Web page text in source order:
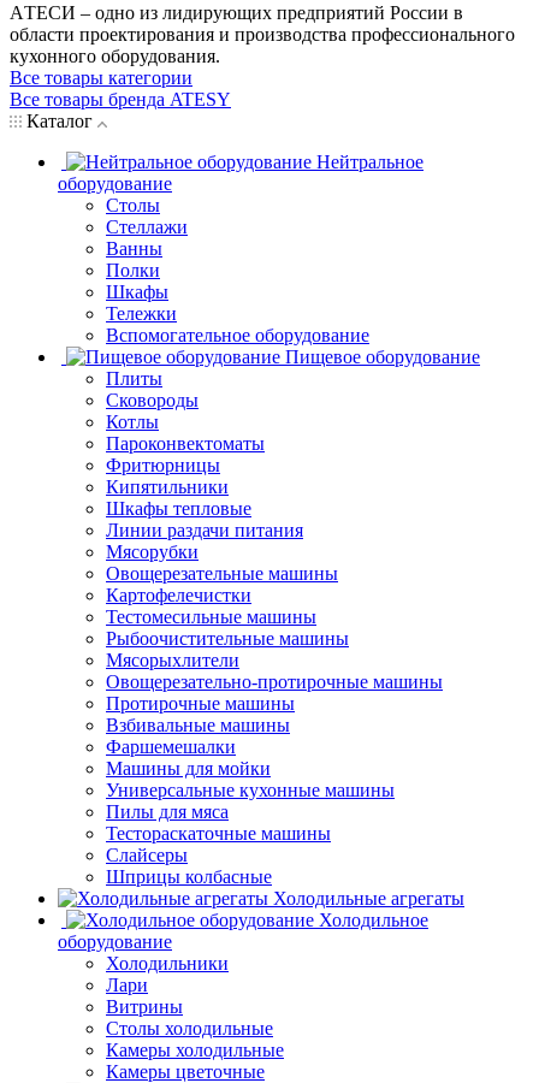
AТЕСИ – одно из лидирующих предприятий России в
области проектирования и производства профессионального
кухонного оборудования.
Все товары категории
Все товары бренда ATESY
Каталог
Нейтральное
оборудование
Столы
Стеллажи
Ванны
Полки
Шкафы
Тележки
Вспомогательное оборудование
Пищевое оборудование
Плиты
Сковороды
Котлы
Пароконвектоматы
Фритюрницы
Кипятильники
Шкафы тепловые
Линии раздачи питания
Мясорубки
Овощерезательные машины
Картофелечистки
Тестомесильные машины
Рыбоочистительные машины
Мясорыхлители
Овощерезательно-протирочные машины
Протирочные машины
Взбивальные машины
Фаршемешалки
Машины для мойки
Универсальные кухонные машины
Пилы для мяса
Тестораскаточные машины
Слайсеры
Шприцы колбасные
Холодильные агрегаты
Холодильное
оборудование
Холодильники
Лари
Витрины
Столы холодильные
Камеры холодильные
Камеры цветочные